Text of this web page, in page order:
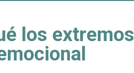
los extremos